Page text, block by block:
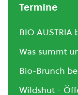
Termine
BIO
Was summt
Bio-Brunch
Wildshut -